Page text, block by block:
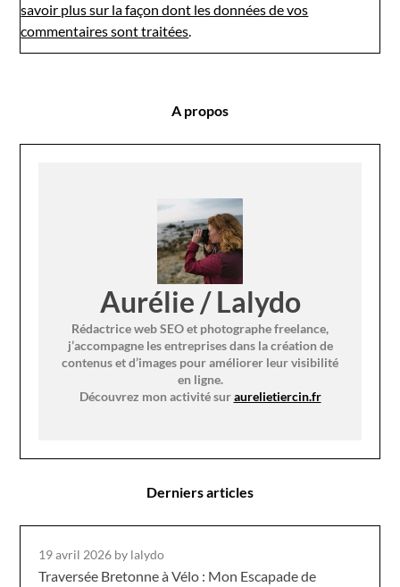
savoir plus sur la façon dont les données de vos
commentaires sont traitées.
A propos
Aurélie / Lalydo
Rédactrice web SEO et photographe freelance,
j’accompagne les entreprises dans la création de
contenus et d’images pour améliorer leur visibilité
en ligne.
Découvrez mon activité suraurelietiercin.fr
Derniers articles
19 avril 2026 by lalydo
Traversée Bretonne à Vélo : Mon Escapade de